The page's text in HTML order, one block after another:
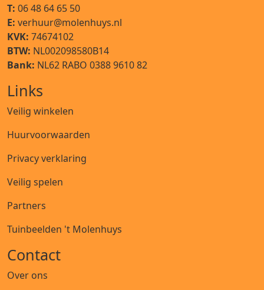
T: 06 48 64 65 50
E: verhuur@molenhuys.nl
KVK: 74674102
BTW: NL002098580B14
Bank: NL62 RABO 0388 9610 82
Links
Veilig winkelen
Huurvoorwaarden
Privacy verklaring
Veilig spelen
Partners
Tuinbeelden 't Molenhuys
Contact
Over ons